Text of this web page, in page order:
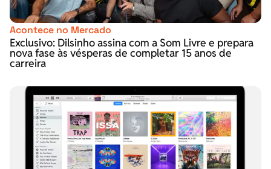
Acontece no Mercado
Exclusivo: Dilsinho assina com a Som Livre e prepara
nova fase às vésperas de completar 15 anos de
carreira